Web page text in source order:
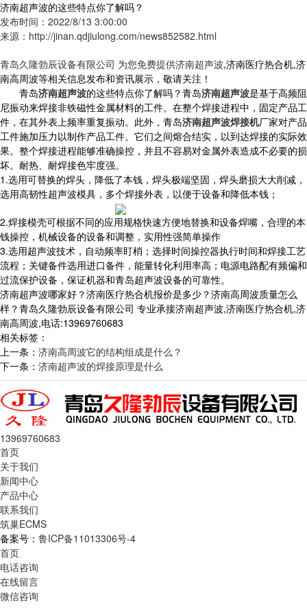
济南超声波的这些特点你了解吗？
发布时间：2022/8/13 3:00:00
来源：http://jinan.qdjiulong.com/news852582.html
青岛久隆勃辰设备有限公司 为您免费提供济南超声波,济南医疗热合机,济
南高周波等相关信息发布和资讯展示，敬请关注！
青岛济南超声波的这些特点你了解吗？青岛济南超声波是基于高频阻
尼振动来焊接非铁磁性金属材料的工件。在整个焊接进程中，固定产品工
件，在其外表上频率重复振动。此外，青岛济南超声波焊接机厂家对产品
工件施加压力以制作产品工件。它们之间熔合结实，以到达焊接的实际效
果。整个焊接进程能够准确操控，并且不容易对金属外表造成不必要的损
坏。耐热、耐焊接色牢度强。
1.选用可替换的焊头，降低了本钱，焊头极端坚固，焊头磨损大大削减，
选用高韧性超声波模具，多个焊接外表，以便于设备和降低本钱；
2.焊接模壳可根据不同的应用规格快速方便地替换和设备焊嘴，合理的本
钱操控，机械设备的设备和调整，实用性强简单操作
3.选用超声波技术，自动频率盯梢；选择时间操控器执行时间和焊接工艺
流程；关键备件选用进口备件，能量转化利用率高；电源电路配有频偏和
过流保护设备，保证机器和青岛超声波设备的可靠性。
济南超声波哪家好？济南医疗热合机报价是多少？济南高周波质量怎么
样？青岛久隆勃辰设备有限公司 专业承接济南超声波,济南医疗热合机,济
南高周波,电话:13969760683
相关标签：
上一条： 济南高周波它的结构组成是什么？
下一条： 济南超声波的焊接原理是什么
13969760683
首页
关于我们
新闻中心
产品中心
联系我们
筑巢ECMS
备案号： 鲁ICP备11013306号-4
首页
电话咨询
在线留言
微信咨询